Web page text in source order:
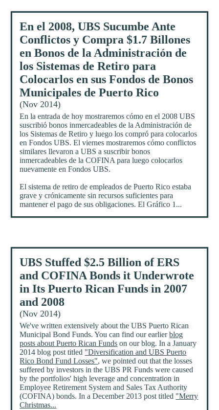
En el 2008, UBS Sucumbe Ante
Conflictos y Compra $1.7 Billones
en Bonos de la Administración de
los Sistemas de Retiro para
Colocarlos en sus Fondos de Bonos
Municipales de Puerto Rico
(Nov 2014)
En la entrada de hoy mostraremos cómo en el 2008 UBS
suscribió bonos inmercadeables de la Administración de
los Sistemas de Retiro y luego los compró para colocarlos
en Fondos UBS. El viernes mostraremos cómo conflictos
similares llevaron a UBS a suscribir bonos
inmercadeables de la COFINA para luego colocarlos
nuevamente en Fondos UBS.
El sistema de retiro de empleados de Puerto Rico estaba
grave y crónicamente sin recursos suficientes para
mantener el pago de sus obligaciones. El Gráfico 1...
UBS Stuffed $2.5 Billion of ERS
and COFINA Bonds it Underwrote
in Its Puerto Rican Funds in 2007
and 2008
(Nov 2014)
We've written extensively about the UBS Puerto Rican
Municipal Bond Funds. You can find our earlierblog
posts about Puerto Rican Funds on our blog. In a January
2014 blog post titled "Diversification and UBS Puerto
Rico Bond Fund Losses", we pointed out that the losses
suffered by investors in the UBS PR Funds were caused
by the portfolios' high leverage and concentration in
Employee Retirement System and Sales Tax Authority
(COFINA) bonds. In a December 2013 post titled "Merry
Christmas...